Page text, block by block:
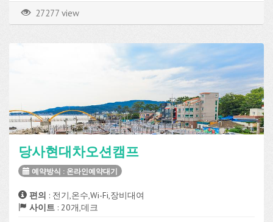
27277 view
당사현대차오션캠프
예약방식 : 온라인예약대기
편의 : 전기,온수,Wi-Fi,장비대여
사이트 : 20개,데크